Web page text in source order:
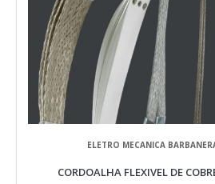
ELETRO MECANICA
CORDOALHA FLEXIVEL DE